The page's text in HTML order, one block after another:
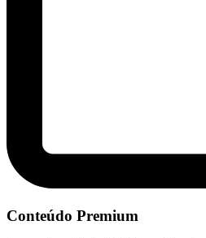
Conteúdo Premium